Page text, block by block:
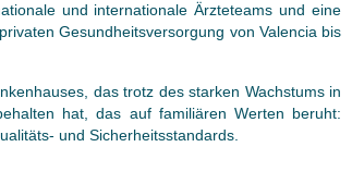
und internationale Ärzteteams und eine
Gesundheitsversorgung von Valencia bis
das trotz des starken Wachstums in
hat, das auf familiären Werten beruht:
und Sicherheitsstandards.